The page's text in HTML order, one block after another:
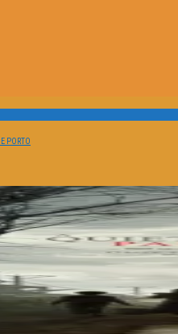
PORTO